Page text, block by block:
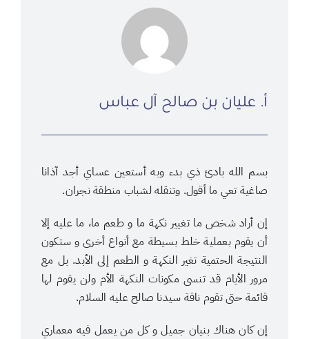
أ. عليان بن صالح آل عباس
بسم الله بادئ ذي بدء وبه أستعين عساي أجد آذانا
صاغية تعي ما أقول. وتنقله لشباب منطقة نجران.
إن أراد شخص ما تغيير نكهة ما و طعم ما، ما عليه إلا
أن يقوم بعملية خلط بسيطة مع أنواع أخرى و ستكون
النتيجة الحتمية تغير النكهة و الطعم إلى الأبد. بل مع
مرور الأيام قد تنسى مكونات النكهة الأم ولن يقوم لها
قائمة حتى تقوم ناقة سيدنا صالح عليه السلام.
إن كان هناك بنيان جميل و كل من يعمل فيه معماري